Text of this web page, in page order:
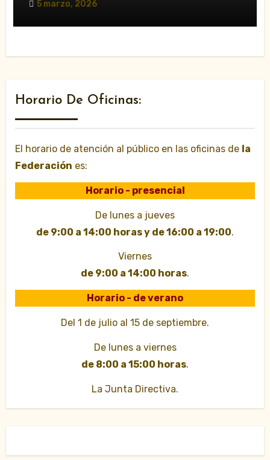
5 marzo, 2026
Horario De Oficinas:
El horario de atención al público en las oficinas de la
Federación es:
Horario - presencial
De lunes a jueves
de 9:00 a 14:00 horas y de 16:00 a 19:00.
Viernes
de 9:00 a 14:00 horas.
Horario - de verano
Del 1 de julio al 15 de septiembre.
De lunes a viernes
de 8:00 a 15:00 horas.
La Junta Directiva.